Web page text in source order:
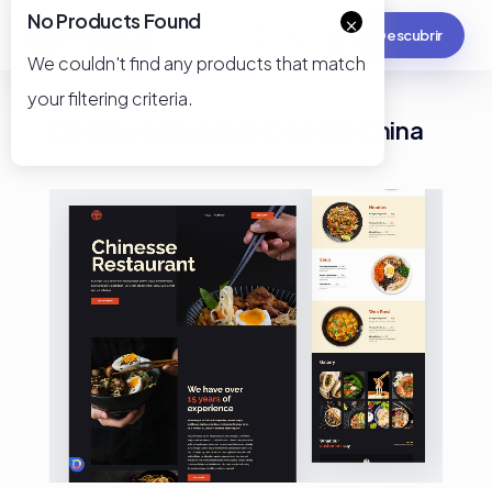
Descubrir
Diseño restaurante Comida China
×
No Products Found
We couldn't find any products that match
your filtering criteria.